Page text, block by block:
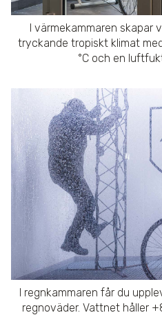
I värmekammaren
tryckande tropiskt klimat
°C och en
I regnkammaren får du
regnoväder. Vattnet håller